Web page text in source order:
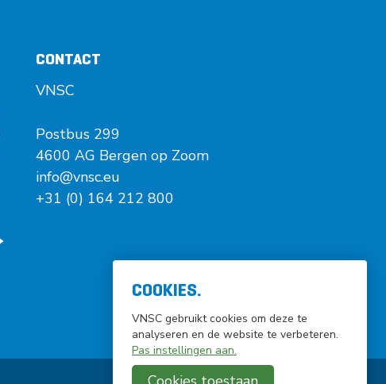
CONTACT
VNSC
Postbus 299
4600 AG Bergen op Zoom
info@vnsc.eu
+31 (0) 164 212 800
COOKIES.
VNSC gebruikt cookies om deze te
analyseren en de website te verbeteren.
Pas instellingen aan.